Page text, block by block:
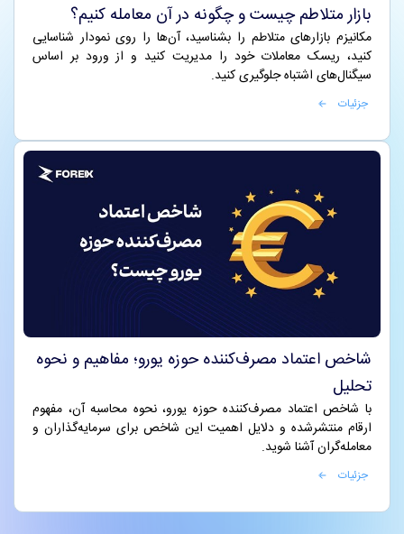
بازار متلاطم چیست و چگونه در آن معامله کنیم؟
مکانیزم بازارهای متلاطم را بشناسید، آن‌ها را روی نمودار شناسایی
کنید، ریسک معاملات خود را مدیریت کنید و از ورود بر اساس
سیگنال‌های اشتباه جلوگیری کنید.
جزئیات
شاخص اعتماد مصرف‌کننده حوزه یورو؛ مفاهیم و نحوه
تحلیل
با شاخص اعتماد مصرف‌کننده حوزه یورو، نحوه محاسبه آن، مفهوم
ارقام منتشرشده و دلایل اهمیت این شاخص برای سرمایه‌گذاران و
معامله‌گران آشنا شوید.
جزئیات